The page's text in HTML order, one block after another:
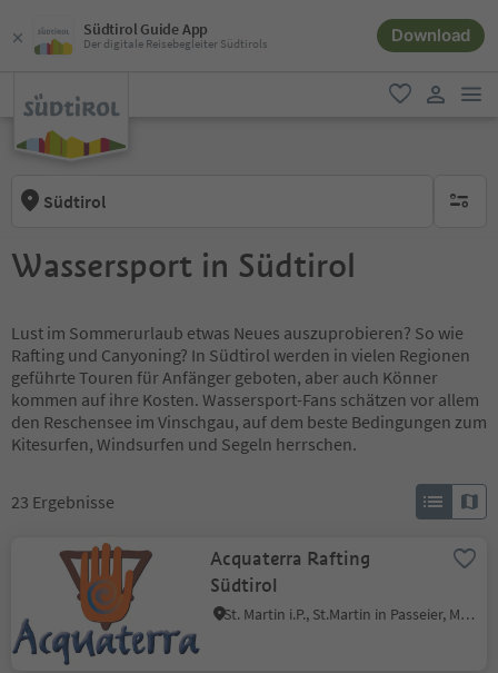
Südtirol Guide App
Der digitale Reisebegleiter Südtirols Download
favorit
Südtirol keine
Wassersport in Südtirol
Lust im Sommerurlaub etwas Neues auszuprobieren? So wie
Rafting und Canyoning? In Südtirol werden in vielen Regionen
geführte Touren für Anfänger geboten, aber auch Könner
kommen auf ihre Kosten. Wassersport-Fans schätzen vor allem
den Reschensee im Vinschgau, auf dem beste Bedingungen zum
Kitesurfen, Windsurfen und Segeln herrschen.
23 Ergebnisse
Acquaterra Rafting
Südtirol
St. Martin i.P., St.Martin in Passeier, Meran und Umgebung